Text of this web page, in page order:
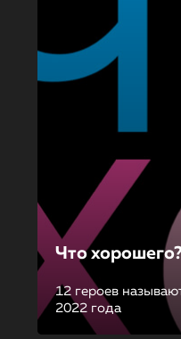
Что
12 героев
2022 года